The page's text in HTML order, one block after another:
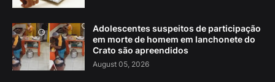
Adolescentes suspeitos de participação
em morte de homem em lanchonete do
Crato são apreendidos
August 05, 2026